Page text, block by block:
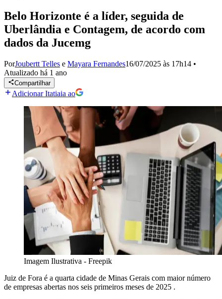
Belo Horizonte é a líder, seguida de
Uberlândia e Contagem, de acordo com
dados da Jucemg
PorJoubertt Telles e Mayara Fernandes16/07/2025 às 17h14 •
Atualizado há 1 ano
Compartilhar
Adicionar Itatiaia ao
Imagem Ilustrativa - Freepik
Juiz de Fora é a quarta cidade de Minas Gerais com maior número
de empresas abertas nos seis primeiros meses de 2025 .